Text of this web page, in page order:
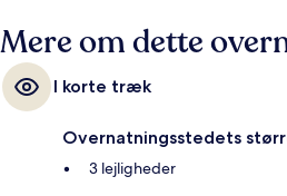
Mere om dette
I korte træk
Overnatningsstedets
3 lejligheder